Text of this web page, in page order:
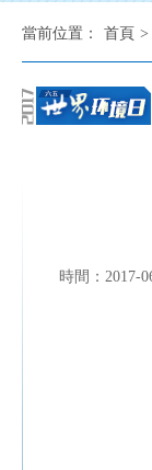
當前位置： 首頁 >
時間：2017-